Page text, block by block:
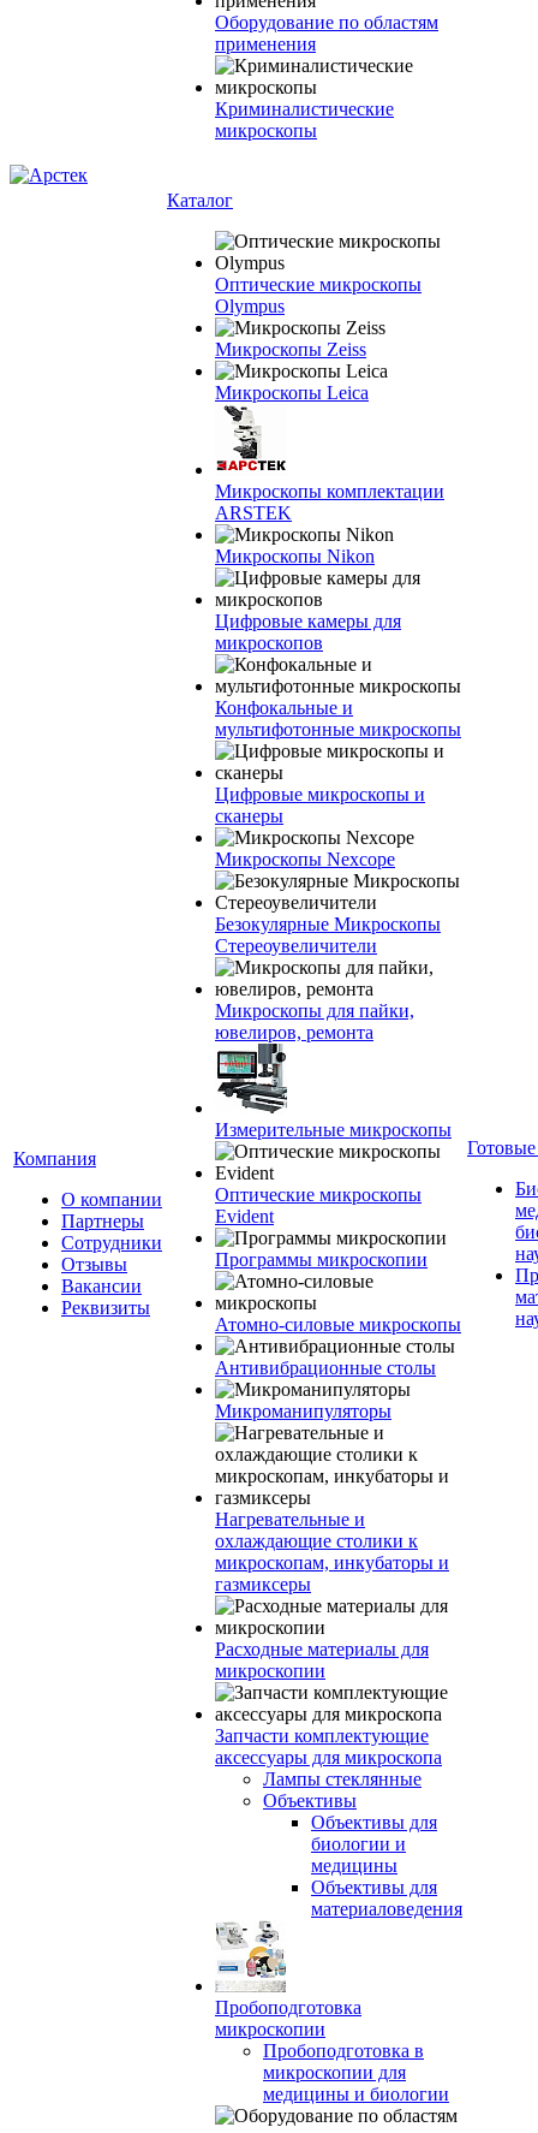
Оборудование по областям
применения
Криминалистические
микроскопы
Компания
О компании
Партнеры
Сотрудники
Отзывы
Вакансии
Реквизиты
Каталог
Оптические микроскопы
Olympus
Микроскопы Zeiss
Микроскопы Leica
Микроскопы комплектации
ARSTEK
Микроскопы Nikon
Цифровые камеры для
микроскопов
Конфокальные и
мультифотонные микроскопы
Цифровые микроскопы и
сканеры
Микроскопы Nexcope
Безокулярные Микроскопы
Стереоувеличители
Микроскопы для пайки,
ювелиров, ремонта
Измерительные микроскопы
Оптические микроскопы
Evident
Программы микроскопии
Атомно-силовые микроскопы
Антивибрационные столы
Микроманипуляторы
Нагревательные и
охлаждающие столики к
микроскопам, инкубаторы и
газмиксеры
Расходные материалы для
микроскопии
Запчасти комплектующие
аксессуары для микроскопа
Лампы стеклянные
Объективы
Объективы для
биологии и
медицины
Объективы для
материаловедения
Пробоподготовка
микроскопии
Пробоподготовка в
микроскопии для
медицины и биологии